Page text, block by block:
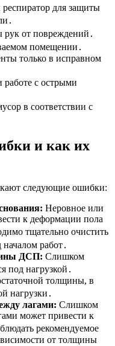
для защиты
рук от повреждений․
помещении․
только в исправном
работе с острыми
в соответствии с
и как их
следующие ошибки:
Неровное или
к деформации пола
тщательно очистить
работ․
ДСП: Слишком
под нагрузкой․
толщины, в
нагрузки․
лагами: Слишком
может привести к
рекомендуемое
от толщины